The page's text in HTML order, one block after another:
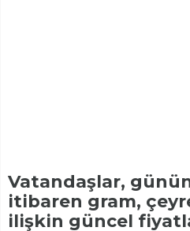
Vatandaşlar,
itibaren gram,
ilişkin güncel